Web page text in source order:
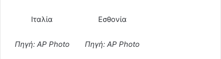
Ιταλία
Πηγή: AP Photo
Εσθονία
Πηγή: AP Photo